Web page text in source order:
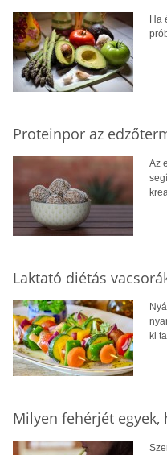
Ha
Proteinpor az
Az
Laktató diétás
ki
Milyen fehérjét egyek,